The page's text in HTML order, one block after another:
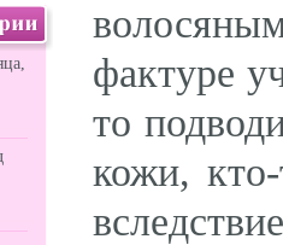
фактуре
то
кожи,